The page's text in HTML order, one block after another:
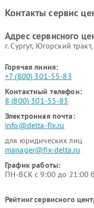
Контакты сервис
Адрес сервисного
г. Сургут, Югорский
Горячая линия:
+7 (800) 301-55-83
Контактный телефон:
8 (800) 301-55-83
Электронная почта:
info@delta-fix.ru
для юридических лиц
manager@fix-delta.ru
График работы:
ПН-ВСК с 9:00 до 21:00
Рейтинг сервисного